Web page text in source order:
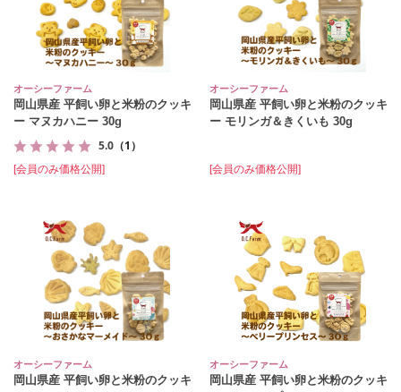
オーシーファーム
岡山県産 平飼い卵と米粉のクッキ
ー マヌカハニー 30g
5.0 （1）
[会員のみ価格公開]
オーシーファーム
岡山県産 平飼い卵と米粉のクッキ
ー モリンガ＆きくいも 30g
[会員のみ価格公開]
オーシーファーム
岡山県産 平飼い卵と米粉のクッキ
オーシーファーム
岡山県産 平飼い卵と米粉のクッキ